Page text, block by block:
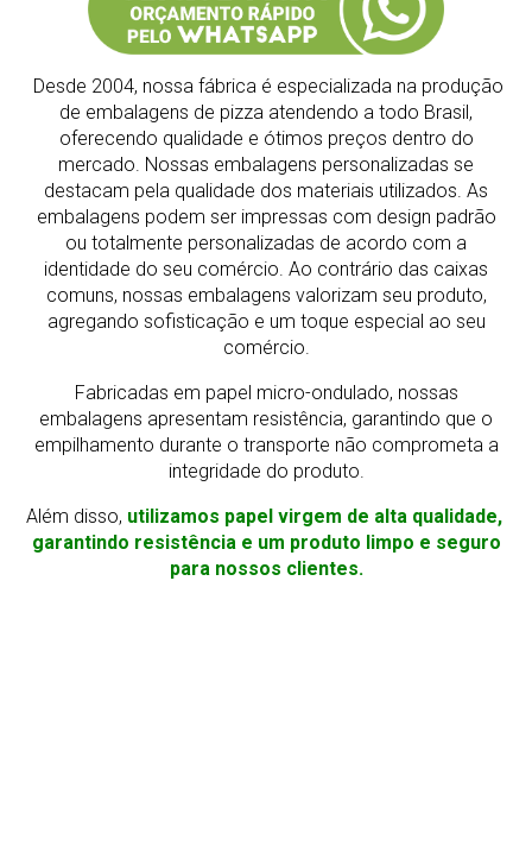
Desde 2004, nossa fábrica é especializada na produção
de embalagens de pizza atendendo a todo Brasil,
oferecendo qualidade e ótimos preços dentro do
mercado. Nossas embalagens personalizadas se
destacam pela qualidade dos materiais utilizados. As
embalagens podem ser impressas com design padrão
ou totalmente personalizadas de acordo com a
identidade do seu comércio. Ao contrário das caixas
comuns, nossas embalagens valorizam seu produto,
agregando sofisticação e um toque especial ao seu
comércio.
Fabricadas em papel micro-ondulado, nossas
embalagens apresentam resistência, garantindo que o
empilhamento durante o transporte não comprometa a
integridade do produto.
Além disso, utilizamos papel virgem de alta qualidade,
garantindo resistência e um produto limpo e seguro
para nossos clientes.